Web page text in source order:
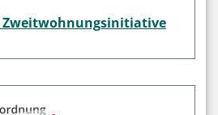
Zweitwohnungsinitiative